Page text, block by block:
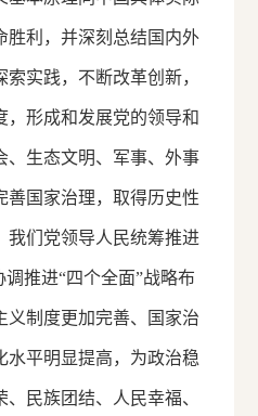
胜利，并深刻总结国内外
实践，不断改革创新，
，形成和发展党的领导和
、生态文明、军事、外事
善国家治理，取得历史性
我们党领导人民统筹推进
推进“四个全面”战略布
义制度更加完善、国家治
水平明显提高，为政治稳
民族团结、人民幸福、